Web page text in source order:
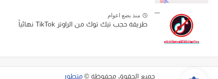
منذ بضع اعوام
طريقة حجب تيك توك من الراوتر TikTok نهائياً
جميع الحقوق محفوظة © متطور